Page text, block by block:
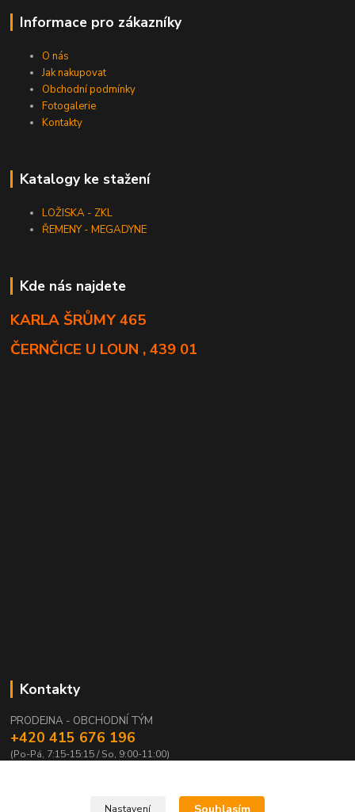
Informace pro zákazníky
O nás
Jak nakupovat
Obchodní podmínky
Fotogalerie
Kontakty
Katalogy ke stažení
LOŽISKA - ZKL
ŘEMENY - MEGADYNE
Kde nás najdete
KARLA ŠRŮMY 465
ČERNČICE U LOUN , 439 01
Kontakty
PRODEJNA - OBCHODNÍ TÝM
+420 415 676 196
(Po-Pá, 7:15-15:15 / So, 9:00-11:00)
Nastavení